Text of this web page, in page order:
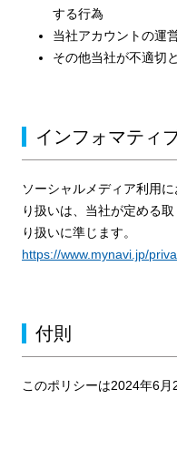
する行為
当社アカウントの運
その他当社が不適切
インフォマティ
ソーシャルメディア利用
り扱いは、当社が定める
り扱いに準じます。
https://www.mynavi.jp/
付則
このポリシーは2024年6月